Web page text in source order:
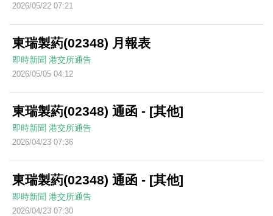
2026/05/22 07:21
東瑞製葯(02348) 月報表
即時新聞 港交所通告
2026/05/05 04:12
東瑞製葯(02348) 通函 - [其他]
即時新聞 港交所通告
2026/04/23 07:36
東瑞製葯(02348) 通函 - [其他]
即時新聞 港交所通告
2026/04/23 07:30